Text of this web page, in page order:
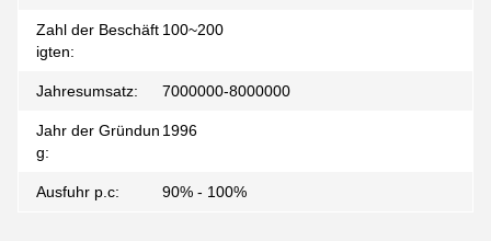
Zahl der Beschäft
igten:
100~200
Jahresumsatz: 7000000-8000000
Jahr der Gründun
g:
1996
Ausfuhr p.c: 90% - 100%